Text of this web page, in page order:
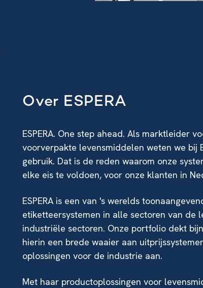
Over ESPERA
ESPERA. One step ahead. Als marktleider
voorverpakte levensmiddelen weten we bij
gebruik. Dat is de reden waarom onze
elke eis te voldoen, voor onze klanten in
ESPERA is een van 's werelds
etiketteersystemen in alle sectoren van de
industriële sectoren. Onze portfolio dekt
hierin een brede waaier aan
oplossingen voor de industrie aan.
Met haar productoplossingen voor